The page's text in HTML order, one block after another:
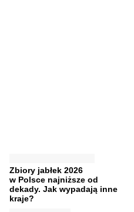
Zbiory jabłek 2026
w Polsce najniższe od
dekady. Jak wypadają inne
kraje?